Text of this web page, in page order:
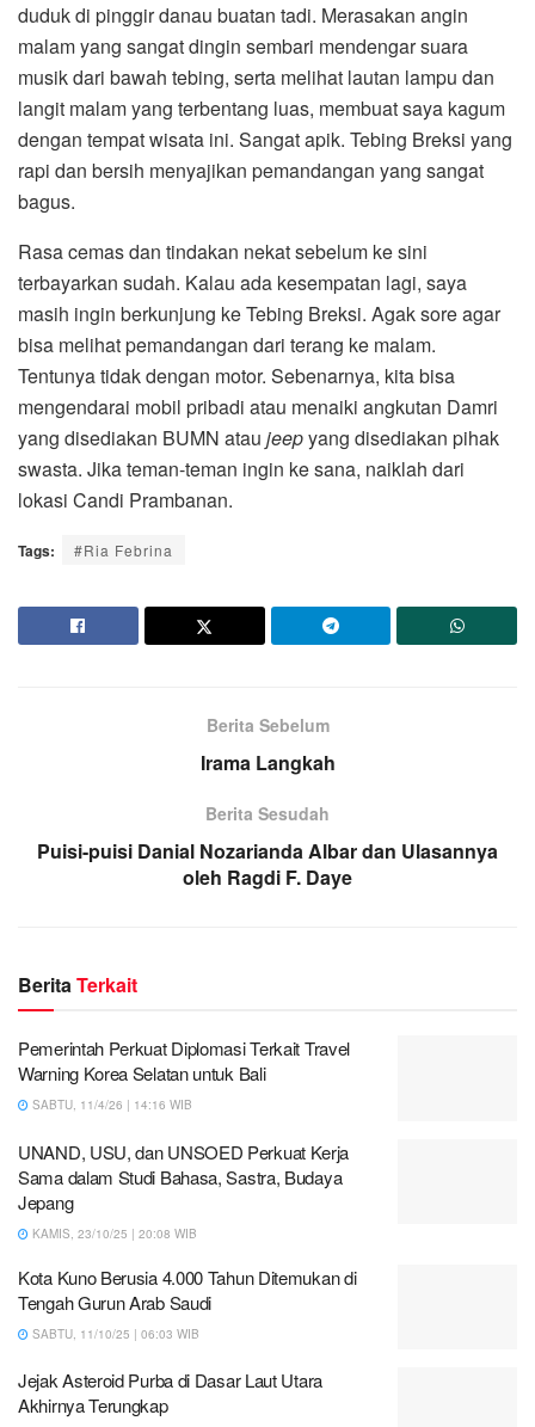
duduk di pinggir danau buatan tadi. Merasakan angin
malam yang sangat dingin sembari mendengar suara
musik dari bawah tebing, serta melihat lautan lampu dan
langit malam yang terbentang luas, membuat saya kagum
dengan tempat wisata ini. Sangat apik. Tebing Breksi yang
rapi dan bersih menyajikan pemandangan yang sangat
bagus.
Rasa cemas dan tindakan nekat sebelum ke sini
terbayarkan sudah. Kalau ada kesempatan lagi, saya
masih ingin berkunjung ke Tebing Breksi. Agak sore agar
bisa melihat pemandangan dari terang ke malam.
Tentunya tidak dengan motor. Sebenarnya, kita bisa
mengendarai mobil pribadi atau menaiki angkutan Damri
yang disediakan BUMN atau jeepyang disediakan pihak
swasta. Jika teman-teman ingin ke sana, naiklah dari
lokasi Candi Prambanan.
Tags: #Ria Febrina
Berita Sebelum
Irama Langkah
Berita Sesudah
Puisi-puisi Danial Nozarianda Albar dan Ulasannya
oleh Ragdi F. Daye
BeritaTerkait
Pemerintah Perkuat Diplomasi Terkait Travel
Warning Korea Selatan untuk Bali
SABTU, 11/4/26 | 14:16 WIB
UNAND, USU, dan UNSOED Perkuat Kerja
Sama dalam Studi Bahasa, Sastra, Budaya
Jepang
KAMIS, 23/10/25 | 20:08 WIB
Kota Kuno Berusia 4.000 Tahun Ditemukan di
Tengah Gurun Arab Saudi
SABTU, 11/10/25 | 06:03 WIB
Jejak Asteroid Purba di Dasar Laut Utara
Akhirnya Terungkap